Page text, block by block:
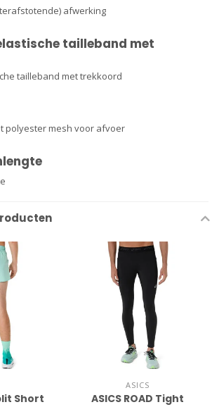
afwerking
tailleband met
tailleband met trekkoord
polyester mesh voor afvoer
Short
ASICS
ASICS ROAD Tight